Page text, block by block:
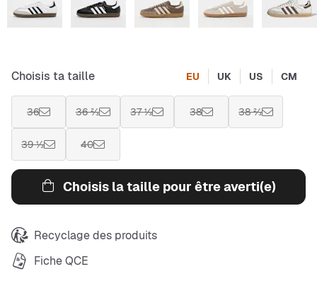
Choisis ta taille EU UK US CM
36 36 ⅔ 37 ⅓ 38 38 ⅔
39 ⅓ 40
Choisis la taille pour être averti(e)
Recyclage des produits
Fiche QCE